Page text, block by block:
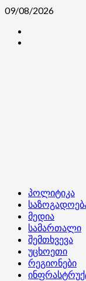
Skip
content
09/08/2026
Primary
Menu
პოლიტიკა
მედია
სამართალი
შემთხვევა
უცხოეთი
რეგიონები